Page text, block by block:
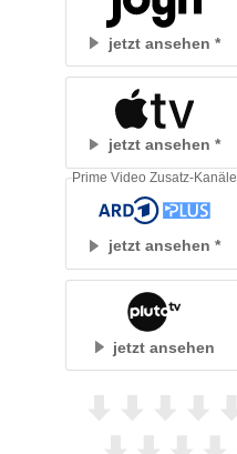
jetzt ansehen
jetzt ansehen
jetzt ansehen
Prime Video Zusatz-Kanäle
jetzt ansehen